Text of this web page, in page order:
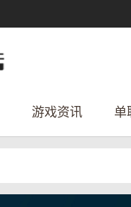
游戏资讯 单